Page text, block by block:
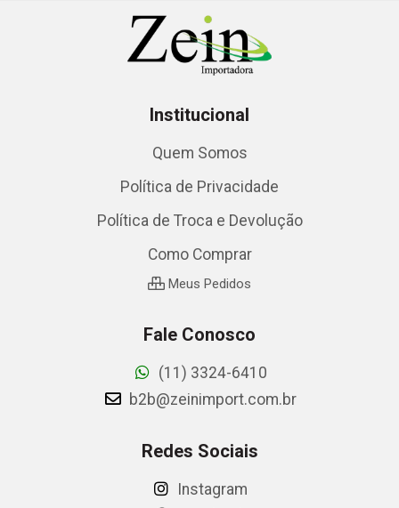
Institucional
Quem Somos
Política de Privacidade
Política de Troca e Devolução
Como Comprar
Meus Pedidos
Fale Conosco
(11) 3324-6410
b2b@zeinimport.com.br
Redes Sociais
Instagram